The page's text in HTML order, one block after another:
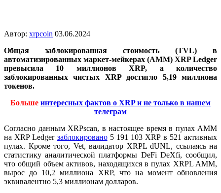
Автор: xrpcoin 03.06.2024
Общая заблокированная стоимость (TVL) в
автоматизированных маркет-мейкерах (AMM) XRP Ledger
превысила 10 миллионов XRP, а количество
заблокированных чистых XRP достигло 5,19 миллиона
токенов.
Больше интересных фактов о XRP и не только в нашем
телеграм
Согласно данным XRPscan, в настоящее время в пулах AMM
на XRP Ledger заблокировано5 191 103 XRP в 521 активных
пулах. Кроме того, Vet, валидатор XRPL dUNL, ссылаясь на
статистику аналитической платформы DeFi DeXfi, сообщил,
что общий объем активов, находящихся в пулах XRPL AMM,
вырос до 10,2 миллиона XRP, что на момент обновления
эквивалентно 5,3 миллионам долларов.